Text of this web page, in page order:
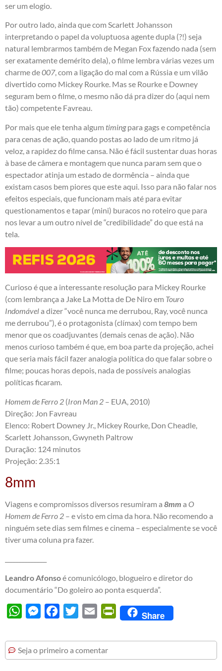
ser um elogio.
Por outro lado, ainda que com Scarlett Johansson
interpretando o papel da voluptuosa agente dupla (?!) seja
natural lembrarmos também de Megan Fox fazendo nada (sem
ser exatamente demérito dela), o filme lembra várias vezes um
charme de007, com a ligação do mal com a Rússia e um vilão
divertido como Mickey Rourke. Mas se Rourke e Downey
seguram bem o filme, o mesmo não dá pra dizer do (aqui nem
tão) competente Favreau.
Por mais que ele tenha algum timingpara gags e competência
para cenas de ação, quando postas ao lado de um ritmo já
veloz, a rapidez do filme cansa. Não é fácil sustentar duas horas
à base de câmera e montagem que nunca param sem que o
espectador atinja um estado de dormência – ainda que
existam casos bem piores que este aqui. Isso para não falar nos
efeitos especiais, que funcionam mais até para evitar
questionamentos e tapar (mini) buracos no roteiro que para
nos levar a um outro nível de “credibilidade” do que está na
tela.
Curioso é que a interessante resolução para Mickey Rourke
(com lembrança a Jake La Motta de De Niro em Touro
Indomávela dizer “você nunca me derrubou, Ray, você nunca
me derrubou”), é o protagonista (clímax) com tempo bem
menor que os coadjuvantes (demais cenas de ação). Não
menos curioso também é que, em boa parte da projeção, achei
que seria mais fácil fazer analogia política do que falar sobre o
filme; poucas horas depois, nada de possíveis analogias
políticas ficaram.
Homem de Ferro 2 (Iron Man 2 – EUA, 2010)
Direção: Jon Favreau
Elenco: Robert Downey Jr., Mickey Rourke, Don Cheadle,
Scarlett Johansson, Gwyneth Paltrow
Duração: 124 minutos
Projeção: 2.35:1
8mm
Viagens e compromissos diversos resumiram a 8mm a O
Homem de Ferro 2 – e visto em cima da hora. Não recomendo a
ninguém sete dias sem filmes e cinema – especialmente se você
tiver uma coluna pra fazer.
Leandro Afonsoé comunicólogo, blogueiro e diretor do
documentário “Do goleiro ao ponta esquerda”.
WhatsAppMessengerFacebook
Twitter Email PrintFriendly
Share
Seja o primeiro a comentar